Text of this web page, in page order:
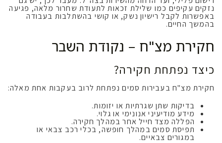
נזקים עקיפים כמו שלילת זכאות לתעודת שחרור מלאה, פגיעה
באפשרות לקבל רישיון נשק, או קושי בהשתלבות בעבודה
בהמשך החיים.
חקירת מצ"ח – נקודת השבר
כיצד נפתחת חקירה?
חקירת מצ"ח בעבירות סמים נפתחת לרוב בעקבות אחת מאלה:
בדיקות שתן שגרתיות או יזומות.
מידע מודיעיני אנונימי או גלוי.
הפללה מצד חייל אחר במהלך חקירה.
תפיסת סמים במהלך חופשה, בכלי רכב צבאי או
במגורים צבאיים.